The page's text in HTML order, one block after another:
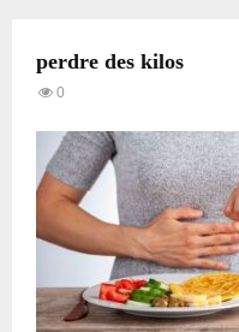
perdre des kilos
0